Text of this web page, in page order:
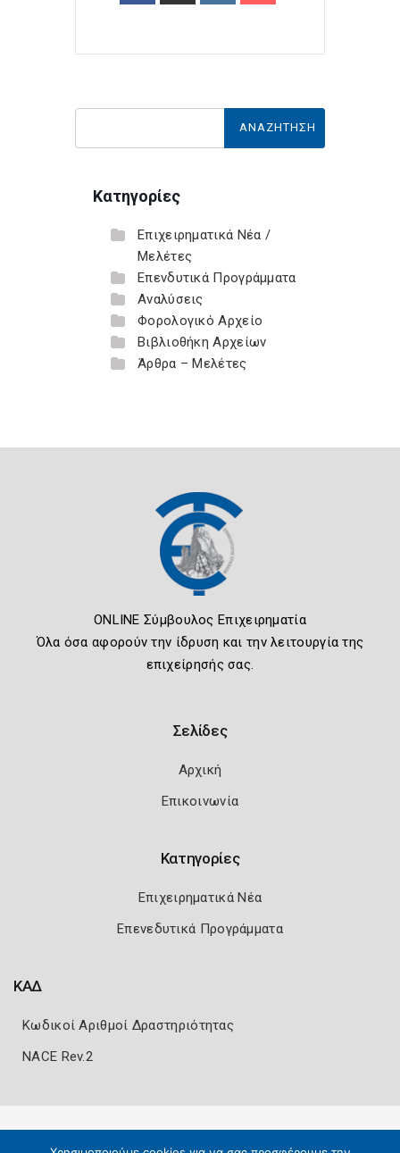
Κατηγορίες
Επιχειρηματικά Νέα /
Μελέτες
Επενδυτικά Προγράμματα
Αναλύσεις
Φορολογικό Αρχείο
Βιβλιοθήκη Αρχείων
Άρθρα – Μελέτες
ONLINE Σύμβουλος Επιχειρηματία
Όλα όσα αφορούν την ίδρυση και την λειτουργία της
επιχείρησής σας.
Σελίδες
Αρχική
Επικοινωνία
Κατηγορίες
Επιχειρηματικά Νέα
Επενεδυτικά Προγράμματα
ΚΑΔ
Κωδικοί Αριθμοί Δραστηριότητας
NACE Rev.2